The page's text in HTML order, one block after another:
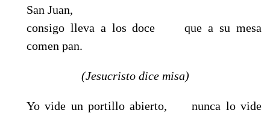
San Juan,
consigo lleva a los doce que a su mesa
comen pan.
(Jesucristo dice misa)
Yo vide un portillo abierto, nunca lo vide